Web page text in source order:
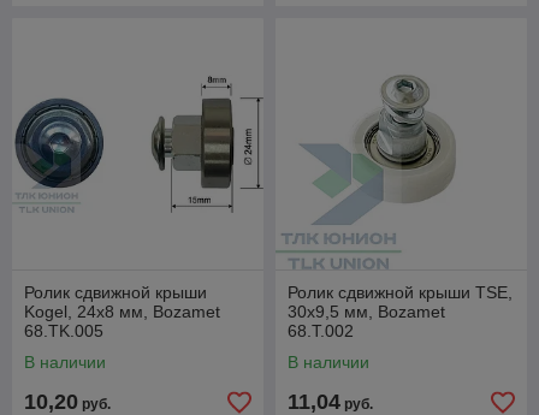
Ролик сдвижной крыши
Kogel, 24х8 мм, Bozamet
68.TK.005
В наличии
10,20 руб.
Ролик сдвижной крыши TSE,
30х9,5 мм, Bozamet
68.T.002
В наличии
11,04 руб.